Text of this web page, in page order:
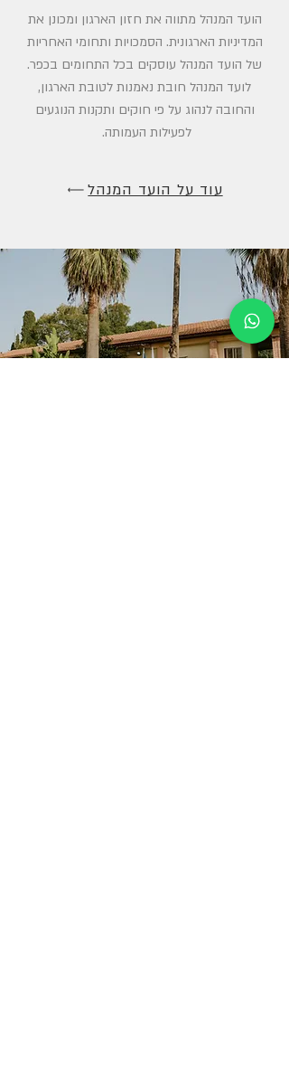
הועד המנהל מתווה את חזון הארגון ומכונן את
המדיניות הארגונית. הסמכויות ותחומי האחריות
של הועד המנהל עוסקים בכל התחומים בכפר.
לועד המנהל חובת נאמנות לטובת הארגון,
והחובה לנהוג על פי חוקים ותקנות הנוגעים
לפעילות העמותה.
עוד על הועד המנהל